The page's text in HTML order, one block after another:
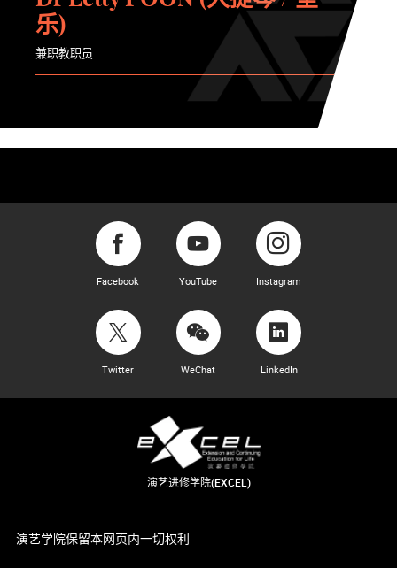
乐)
兼职教职员
Facebook YouTube Instagram
Twitter WeChat LinkedIn
演艺进修学院(EXCEL)
演艺学院保留本网页内一切权利